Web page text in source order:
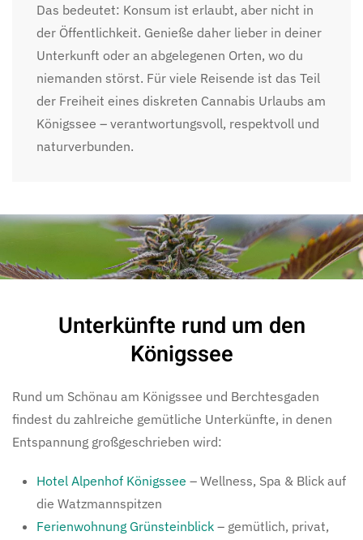
Das bedeutet: Konsum ist erlaubt, aber nicht in
der Öffentlichkeit. Genieße daher lieber in deiner
Unterkunft oder an abgelegenen Orten, wo du
niemanden störst. Für viele Reisende ist das Teil
der Freiheit eines diskreten Cannabis Urlaubs am
Königssee – verantwortungsvoll, respektvoll und
naturverbunden.
Unterkünfte rund um den
Königssee
Rund um Schönau am Königssee und Berchtesgaden
findest du zahlreiche gemütliche Unterkünfte, in denen
Entspannung großgeschrieben wird:
Hotel Alpenhof Königssee – Wellness, Spa & Blick auf
die Watzmannspitzen
Ferienwohnung Grünsteinblick – gemütlich, privat,